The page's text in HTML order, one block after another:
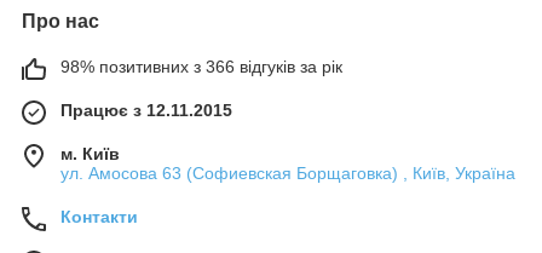
Про нас
98% позитивних з 366 відгуків за рік
Працює з 12.11.2015
м. Київ
ул. Амосова 63 (Софиевская Борщаговка) , Київ, Україна
Контакти